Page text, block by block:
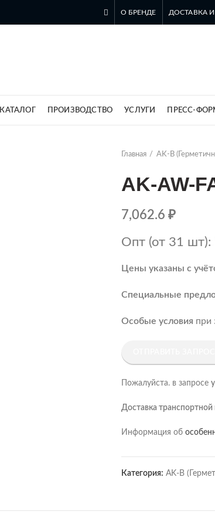
О БРЕНДЕ ДОСТАВКА
КАТАЛОГ ПРОИЗВОДСТВО УСЛУГИ ПРЕСС-
Главная AK-B
AK-AW-
7,062.6 ₽
Опт (от 31 шт):
Цены указаны с
Специальные
Особые условия при
Пожалуйста. в запросе
Доставка
Информация об
Категория: AK-B